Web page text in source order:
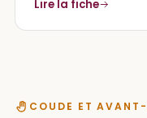
Lire la fiche
COUDE ET